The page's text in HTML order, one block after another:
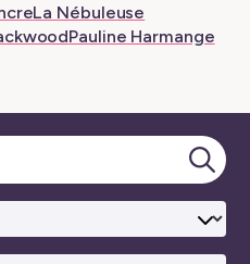
La Nébuleuse
Pauline Harmange
la